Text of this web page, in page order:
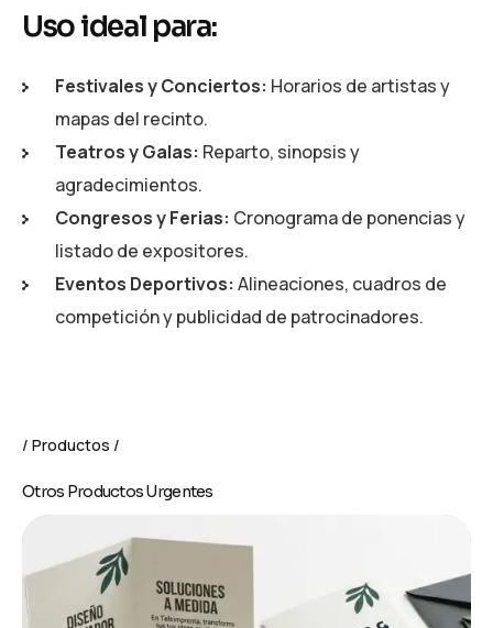
Uso ideal para:
Festivales y Conciertos: Horarios de artistas y
mapas del recinto.
Teatros y Galas: Reparto, sinopsis y
agradecimientos.
Congresos y Ferias: Cronograma de ponencias y
listado de expositores.
Eventos Deportivos: Alineaciones, cuadros de
competición y publicidad de patrocinadores.
Productos
Otros Productos Urgentes